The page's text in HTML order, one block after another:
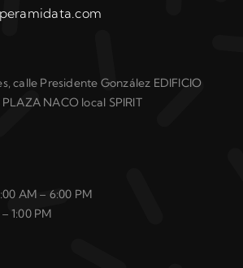
calle Presidente González EDIFICIO
NACO local SPIRIT
AM – 6:00 PM
1:00 PM